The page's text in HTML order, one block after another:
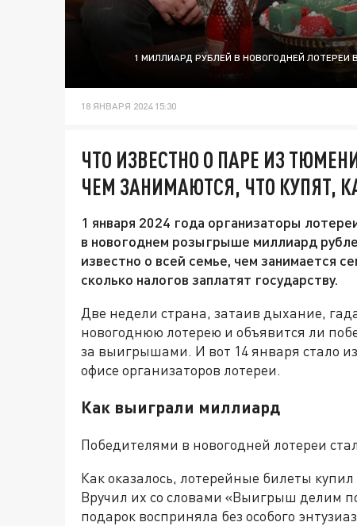
1 МИЛЛИАРД РУБЛЕЙ В НОВОГОДНЕЙ
18 ЯНВАРЯ 2024 15:30
ЧТО ИЗВЕСТНО О ПАРЕ ИЗ
ЧЕМ ЗАНИМАЮТСЯ, ЧТО КУПЯТ,
1 января 2024 года организаторы
в новогоднем розыгрыше миллиард
известно о всей семье, чем занимается
сколько налогов заплатят государству.
Две недели страна, затаив дыхание,
новогоднюю лотерею и объявится ли
за выигрышами. И вот 14 января стало
офисе организаторов лотереи.
Как выиграли миллиард
Победителями в новогодней лотереи
Как оказалось, лотерейные билеты
Вручил их со словами «Выигрыш делим
подарок восприняла без особого